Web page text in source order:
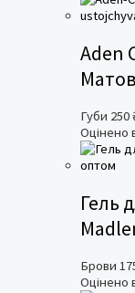
Aden
Губи 250
Оцінено
Гель
Брови
Оцінено